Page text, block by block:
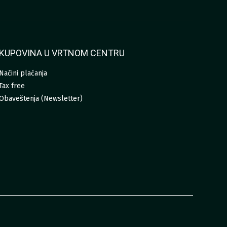
U VRTNOM CENTRU
plaćanja
free
(Newsletter)